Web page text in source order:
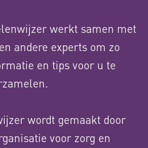
werkt samen met
andere experts om zo
en tips voor u te
wordt gemaakt door
voor zorg en